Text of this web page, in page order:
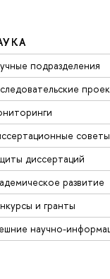
подразделения
советы
диссертаций
развитие
и гранты
научно-